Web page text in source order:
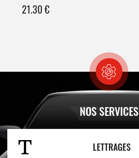
21.30€
NOS SERVICES
LETTRAGES